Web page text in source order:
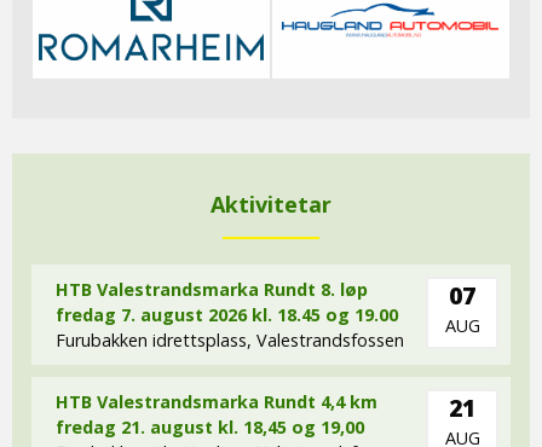
Aktivitetar
HTB Valestrandsmarka Rundt 8. løp
fredag 7. august 2026 kl. 18.45 og 19.00
Furubakken idrettsplass, Valestrandsfossen
07
AUG
HTB Valestrandsmarka Rundt 4,4 km
fredag 21. august kl. 18,45 og 19,00
21
AUG